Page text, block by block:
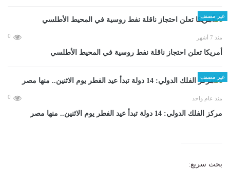
غير مصنف
منذ 7 أشهر 0
أمريكا تعلن احتجاز ناقلة نفط روسية في المحيط الأطلسي
غير مصنف
منذ عام واحد 0
مركز الفلك الدولي: 14 دولة تبدأ عيد الفطر يوم الاثنين.. منها مصر
بحث سريع: